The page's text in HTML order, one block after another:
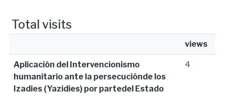
Total visits
views
Aplicación del Intervencionismo
humanitario ante la persecuciónde los
Izadies (Yazidies) por partedel Estado
4